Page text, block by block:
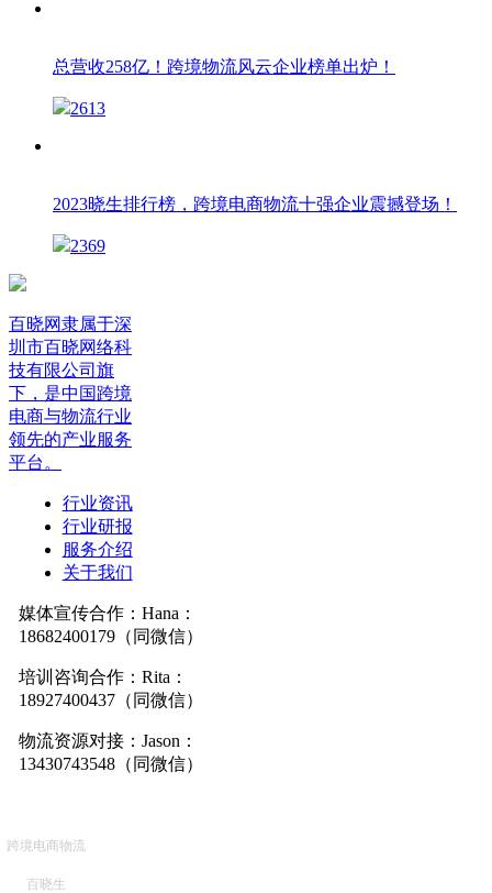
总营收258亿！跨境物流风云企业榜单出炉！
2613
2023晓生排行榜，跨境电商物流十强企业震撼登场！
2369
百晓网隶属于深
圳市百晓网络科
技有限公司旗
下，是中国跨境
电商与物流行业
领先的产业服务
平台。
行业资讯
行业研报
服务介绍
关于我们
媒体宣传合作：Hana：
18682400179（同微信）
培训咨询合作：Rita：
18927400437（同微信）
物流资源对接：Jason：
13430743548（同微信）
跨境电商物流
百晓生